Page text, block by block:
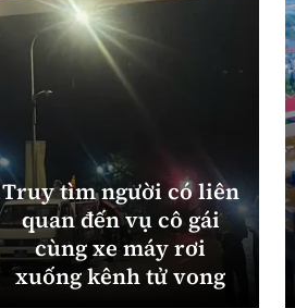
Truy tìm người có liên
quan đến vụ cô gái
cùng xe máy rơi
xuống kênh tử vong